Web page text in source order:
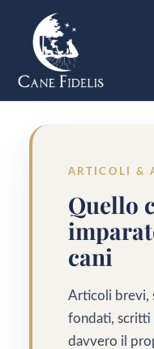
contenuto
ARTICOLI &
Quello
cani
Articoli brevi,
fondati, scritti
davvero il